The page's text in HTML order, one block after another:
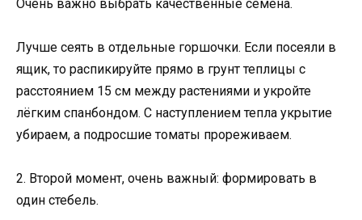
Очень важно выбрать качественные семена.
Лучше сеять в отдельные горшочки. Если посеяли в
ящик, то распикируйте прямо в грунт теплицы с
расстоянием 15 см между растениями и укройте
лёгким спанбондом. С наступлением тепла укрытие
убираем, а подросшие томаты прореживаем.
2. Второй момент, очень важный: формировать в
один стебель.